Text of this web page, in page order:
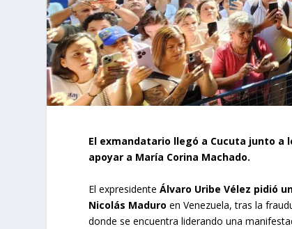
El exmandatario llegó a Cucuta junto a
apoyar a María Corina Machado.
El expresidenteÁlvaro Uribe Vélez pidió
Nicolás Maduro en Venezuela, tras la
donde se encuentra liderando una